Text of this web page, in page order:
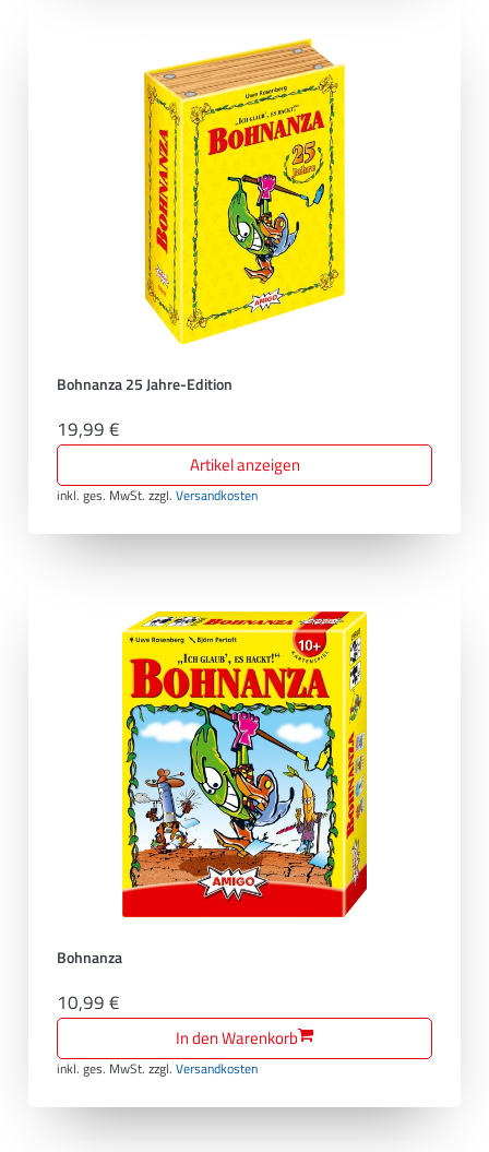
Bohnanza 25 Jahre-Edition
19,99 €
Artikel anzeigen
inkl. ges. MwSt. zzgl.Versandkosten
Bohnanza
10,99 €
In den Warenkorb
inkl. ges. MwSt. zzgl.Versandkosten